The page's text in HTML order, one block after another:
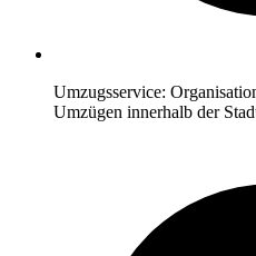
Umzugsservice:
Umzügen innerhalb der